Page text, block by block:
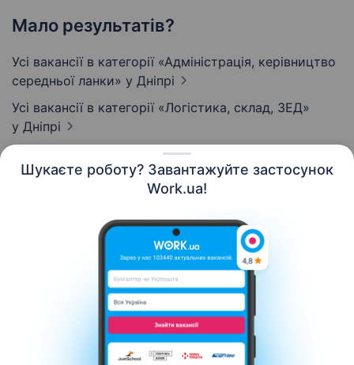
Шукаєте роботу? Завантажуйте застосунок
Work.ua!
Мало результатів?
Усі вакансії в категорії «Адмiнiстрацiя, керівництво
середньої ланки» у Дніпрі
Усі вакансії в категорії «Логістика, склад, ЗЕД»
у Дніпрі
Контакти Про нас
Кар’єра
Допомога Умови використання